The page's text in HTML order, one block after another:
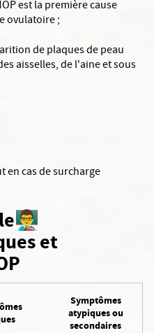
est la première cause
ovulatoire ;
de plaques de peau
aisselles, de l'aine et sous
en cas de surcharge
et
Symptômes
atypiques ou
secondaires